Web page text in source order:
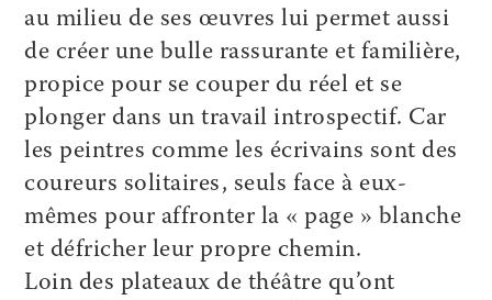
au milieu de ses œuvres lui permet aussi
de créer une bulle rassurante et familière,
propice pour se couper du réel et se
plonger dans un travail introspectif. Car
les peintres comme les écrivains sont des
coureurs solitaires, seuls face à eux-
mêmes pour affronter la « page » blanche
et défricher leur propre chemin.
Loin des plateaux de théâtre qu’ont